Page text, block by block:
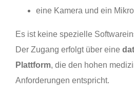
eine Kamera und ein
Es ist keine spezielle
Der Zugang erfolgt über eine
Plattform, die den hohen
Anforderungen entspricht.